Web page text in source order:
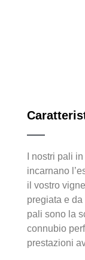
I nostri pali
incarnano
il vostro
pregiata e
pali sono la
connubio
prestazioni